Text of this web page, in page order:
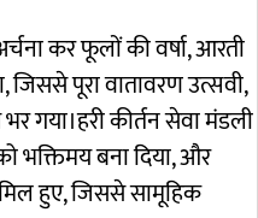
कर फूलों की वर्षा, आरती
जिससे पूरा वातावरण उत्सवी,
गया।हरी कीर्तन सेवा मंडली
भक्तिमय बना दिया, और
हुए, जिससे सामूहिक